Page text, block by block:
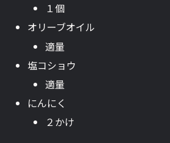
１個
オリーブオイル
適量
塩コショウ
適量
にんにく
２かけ